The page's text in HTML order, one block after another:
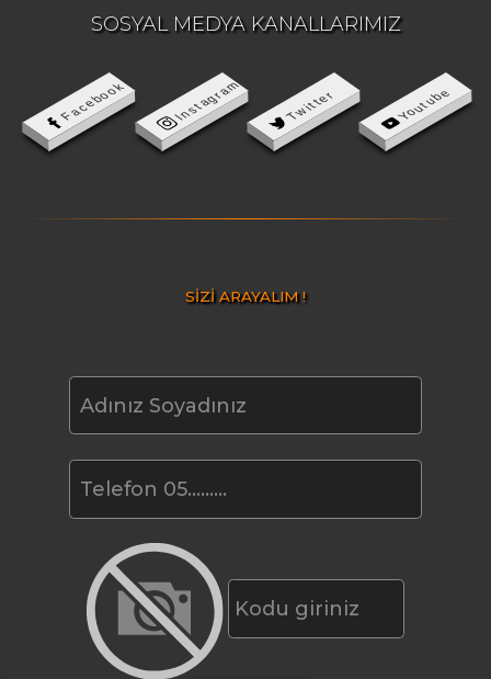
SOSYAL MEDYA KANALLARIMIZ
Facebook Instagram Twitter Youtube
SİZİ ARAYALIM !